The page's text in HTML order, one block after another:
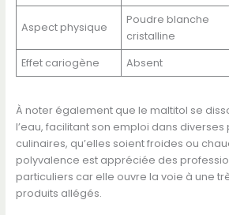
Aspect physique
Poudre blanche
cristalline
Effet cariogène
Absent
À noter également que le maltitol se
l’eau, facilitant son emploi dans
culinaires, qu’elles soient froides ou
polyvalence est appréciée des
particuliers car elle ouvre la voie à une
produits allégés.